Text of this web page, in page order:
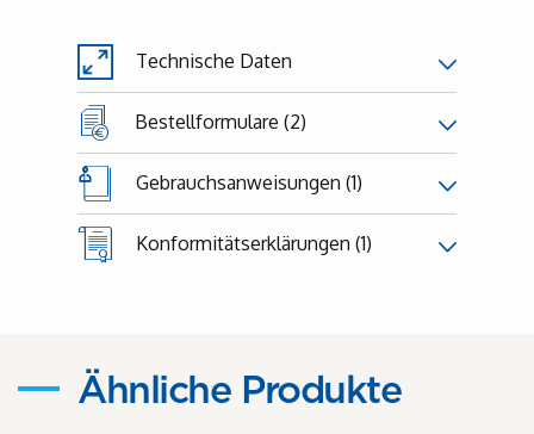
Technische Daten
Bestellformulare (2)
Gebrauchsanweisungen (1)
Konformitätserklärungen (1)
Ähnliche Produkte